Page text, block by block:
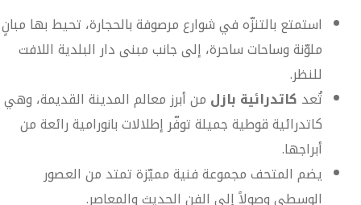
استمتع بالتنزّه في شوارع مرصوفة بالحجارة، تحيط بها مبانٍ
ملوّنة وساحات ساحرة، إلى جانب مبنى دار البلدية اللافت
للنظر.
تُعد كاتدرائية بازل من أبرز معالم المدينة القديمة، وهي
كاتدرائية قوطية جميلة توفّر إطلالات بانورامية رائعة من
أبراجها.
يضم المتحف مجموعة فنية مميّزة تمتد من العصور
الوسطى وصولاً إلى الفن الحديث والمعاصر.